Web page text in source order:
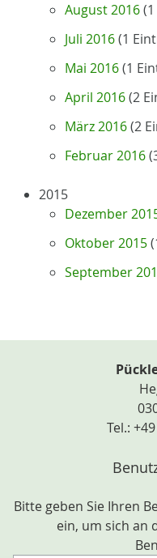
August 2016
Juli 2016(1
Mai 2016(1
April 2016(2
März 2016(2
Februar 2016
2015
Dezember
Oktober 2015
September
Tel.:
Bitte geben Sie Ihren
ein, um sich an